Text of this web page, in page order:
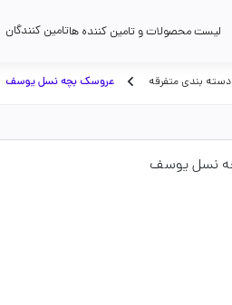
لیست محصولات و تامین کننده هاتامین کنندگان
دسته بندی متفرقه عروسک بچه نسل یوسف